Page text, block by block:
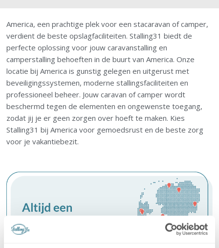
America, een prachtige plek voor een stacaravan of camper,
verdient de beste opslagfaciliteiten. Stalling31 biedt de
perfecte oplossing voor jouw caravanstalling en
camperstalling behoeften in de buurt van America. Onze
locatie bij America is gunstig gelegen en uitgerust met
beveiligingssystemen, moderne stallingsfaciliteiten en
professioneel beheer. Jouw caravan of camper wordt
beschermd tegen de elementen en ongewenste toegang,
zodat jij je er geen zorgen over hoeft te maken. Kies
Stalling31 bij America voor gemoedsrust en de beste zorg
voor je vakantiebezit.